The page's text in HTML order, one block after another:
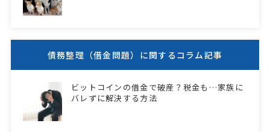
債務整理（借金問題）に関するコラム記事
ビットコインの借金で破産？税金も…家族に
バレずに解決する方法